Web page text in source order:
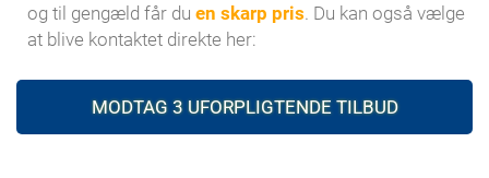
og til gengæld får du en skarp pris. Du kan også vælge
at blive kontaktet direkte her:
MODTAG 3 UFORPLIGTENDE TILBUD